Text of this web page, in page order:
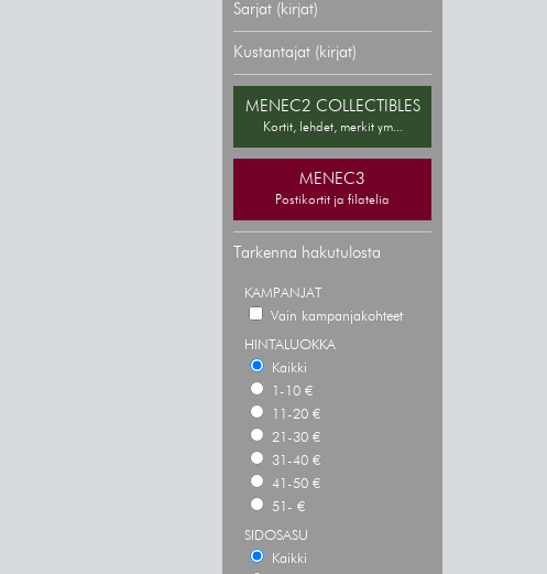
Sarjat (kirjat)
Kustantajat (kirjat)
MENEC2 COLLECTIBLES
Kortit, lehdet, merkit ym...
MENEC3
Postikortit ja filatelia
Tarkenna hakutulosta
KAMPANJAT
Vain kampanjakohteet
HINTALUOKKA
Kaikki
1-10 €
11-20 €
21-30 €
31-40 €
41-50 €
51- €
SIDOSASU
Kaikki